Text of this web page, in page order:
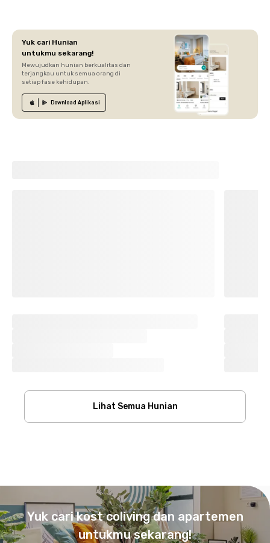
Yuk cari Hunian
untukmu sekarang!
Mewujudkan hunian berkualitas dan
terjangkau untuk semua orang di
setiap fase kehidupan.
Download Aplikasi
Lihat Semua Hunian
Yuk cari kost coliving dan apartemen
untukmu sekarang!